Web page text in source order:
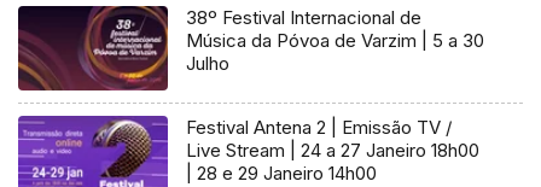
38º Festival Internacional de
Música da Póvoa de Varzim | 5 a 30
Julho
Festival Antena 2 | Emissão TV /
Live Stream | 24 a 27 Janeiro 18h00
| 28 e 29 Janeiro 14h00